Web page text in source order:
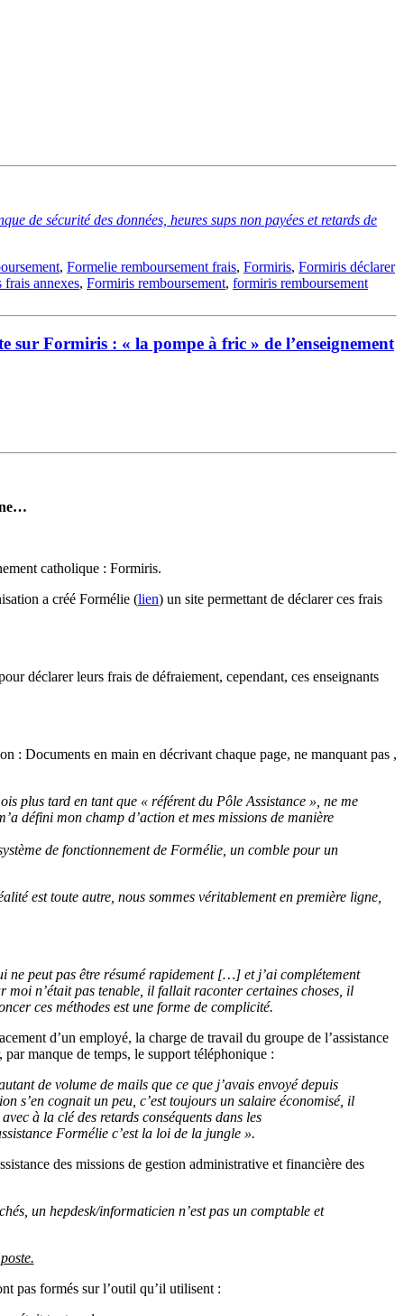
de sécurité des données, heures sups non payées et retards de
, Formelie remboursement frais, Formiris, Formiris déclarer
annexes, Formiris remboursement, formiris remboursement
sur Formiris : « la pompe à fric » de l’enseignement
catholique : Formiris.
a créé Formélie (lien) un site permettant de déclarer ces frais
déclarer leurs frais de défraiement, cependant, ces enseignants
: Documents en main en décrivant chaque page, ne manquant pas ,
plus tard en tant que « référent du Pôle Assistance », ne me
défini mon champ d’action et mes missions de manière
de fonctionnement de Formélie, un comble pour un
est toute autre, nous sommes véritablement en première ligne,
ne peut pas être résumé rapidement […] et j’ai complétement
n’était pas tenable, il fallait raconter certaines choses, il
ces méthodes est une forme de complicité.
d’un employé, la charge de travail du groupe de l’assistance
par manque de temps, le support téléphonique :
de volume de mails que ce que j’avais envoyé depuis
s’en cognait un peu, c’est toujours un salaire économisé, il
à la clé des retards conséquents dans les
Formélie c’est la loi de la jungle ».
des missions de gestion administrative et financière des
un hepdesk/informaticien n’est pas un comptable et
pas formés sur l’outil qu’il utilisent :